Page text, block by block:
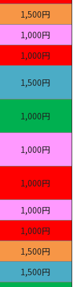
1,500円
1,000円
1,000円
1,500円
1,000円
1,000円
1,000円
1,000円
1,000円
1,500円
1,500円